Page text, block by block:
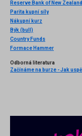
Reserve Bank of New Zealand
Parita kupní síly
Nákupní kurz
Býk (bull)
Country Funds
Formace Hammer
Odborná literatura